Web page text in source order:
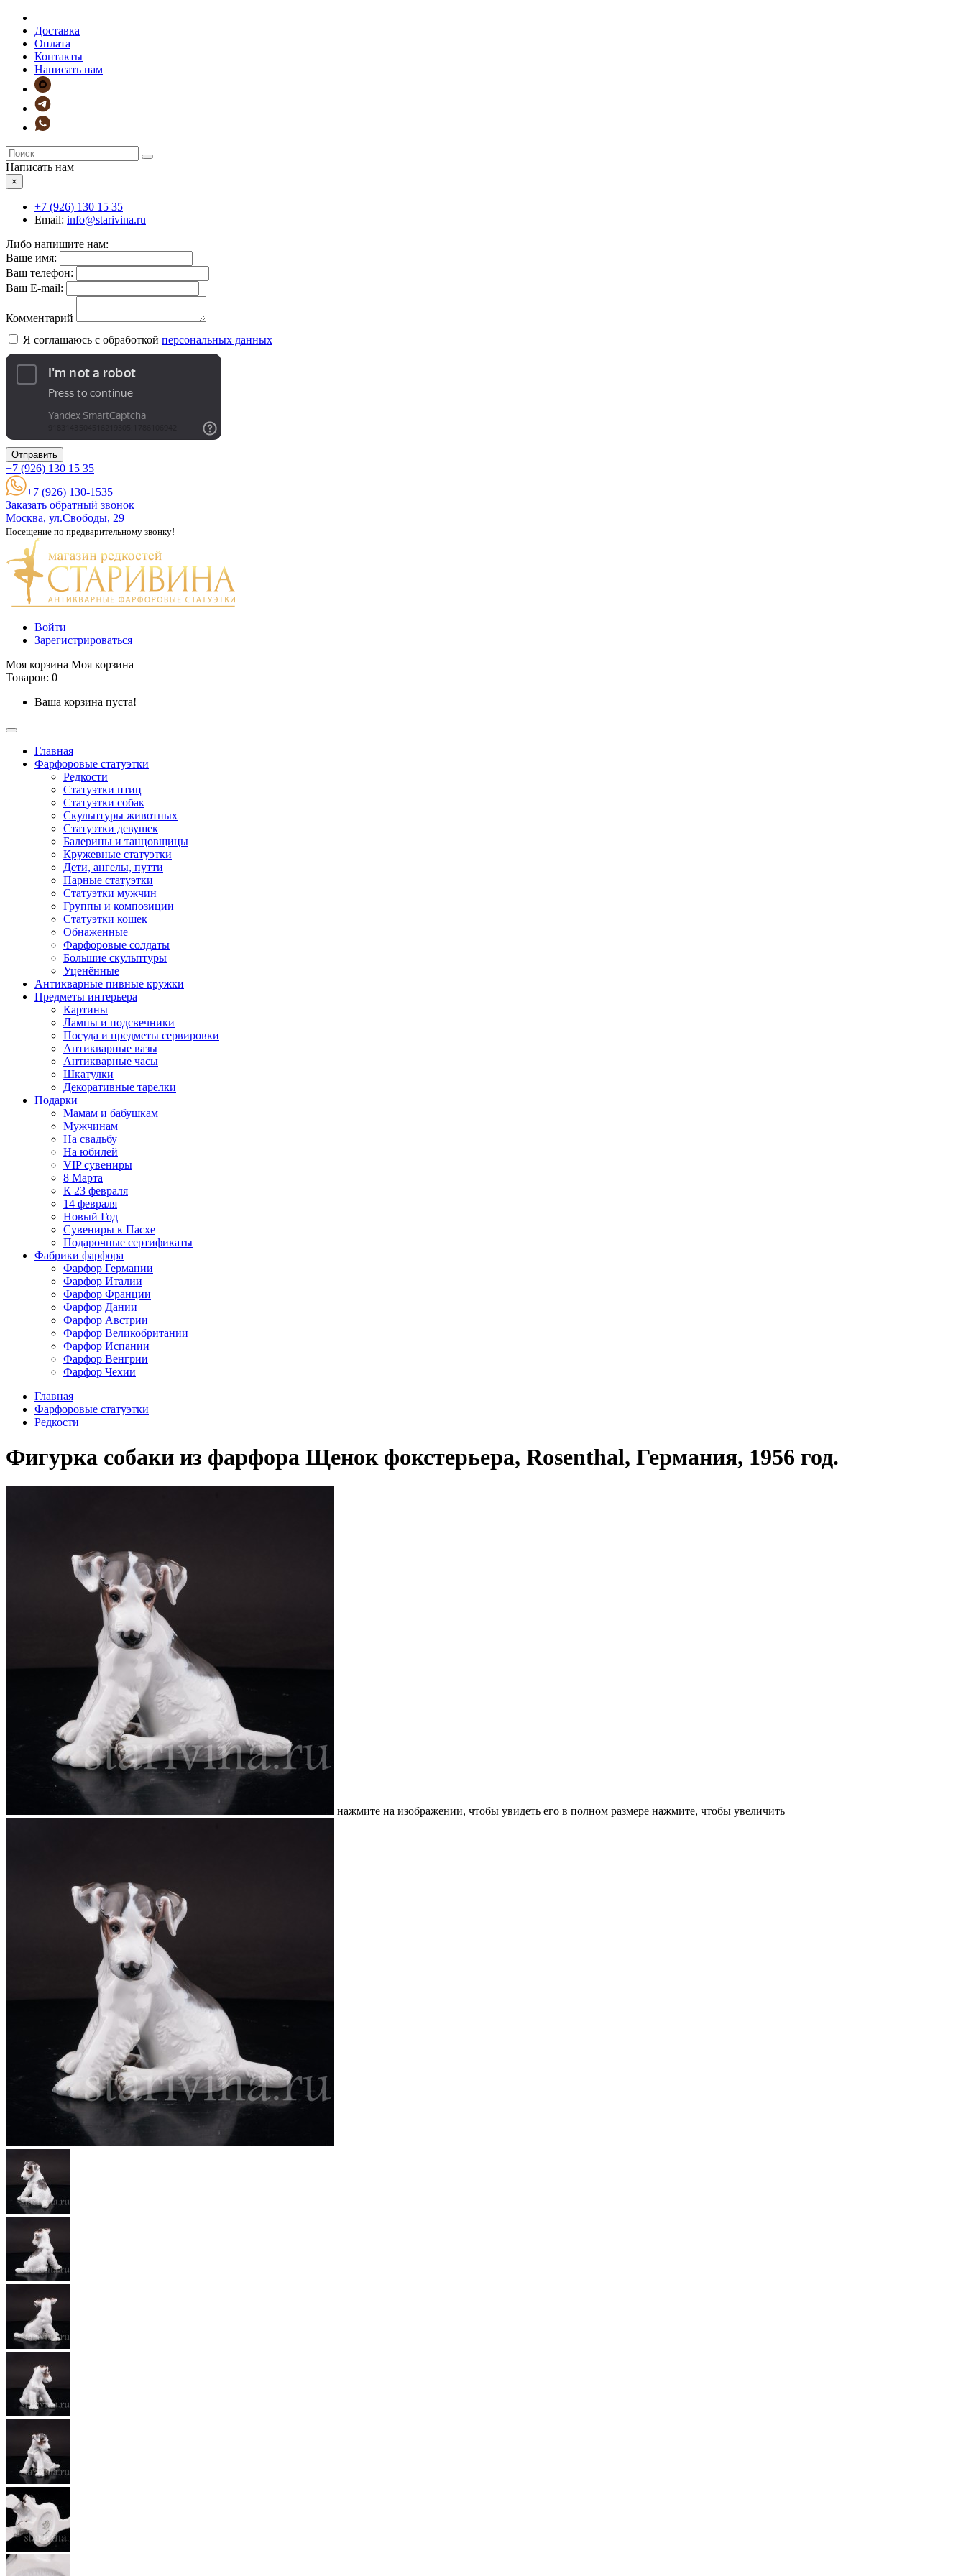
Доставка
Оплата
Контакты
Написать нам
Написать нам
×
+7 (926) 130 15 35
Email: info@starivina.ru
Либо напишите нам:
Ваше имя:
Ваш телефон:
Ваш E-mail:
Комментарий
Я соглашаюсь с обработкой персональных данных
Отправить
+7 (926) 130 15 35
+7 (926) 130-1535
Заказать обратный звонок
Москва, ул.Свободы, 29
Посещение по предварительному звонку!
Войти
Зарегистрироваться
Моя корзина Моя корзина
Товаров: 0
Ваша корзина пуста!
Главная
Фарфоровые статуэтки
Редкости
Cтатуэтки птиц
Cтатуэтки собак
Скульптуры животных
Статуэтки девушек
Балерины и танцовщицы
Кружевные статуэтки
Дети, ангелы, путти
Парные статуэтки
Статуэтки мужчин
Группы и композиции
Статуэтки кошек
Обнаженные
Фарфоровые солдаты
Большие скульптуры
Уценённые
Антикварные пивные кружки
Предметы интерьера
Картины
Лампы и подсвечники
Посуда и предметы сервировки
Антикварные вазы
Антикварные часы
Шкатулки
Декоративные тарелки
Подарки
Мамам и бабушкам
Мужчинам
На свадьбу
На юбилей
VIP сувениры
8 Марта
К 23 февраля
14 февраля
Новый Год
Сувениры к Пасхе
Подарочные сертификаты
Фабрики фарфора
Фарфор Германии
Фарфор Италии
Фарфор Франции
Фарфор Дании
Фарфор Австрии
Фарфор Великобритании
Фарфор Испании
Фарфор Венгрии
Фарфор Чехии
Главная
Фарфоровые статуэтки
Редкости
Фигурка собаки из фарфора Щенок фокстерьера, Rosenthal, Германия, 1956 год.
нажмите на изображении, чтобы увидеть его в полном размере нажмите, чтобы увеличить